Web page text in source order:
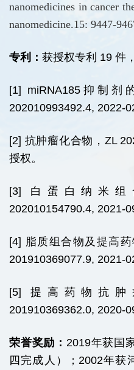
nanomedicines in cancer
nanomedicine.15: 9447-
专利： 获授权专利 19 件
[1] miRNA185抑制剂
202010993492.4, 2022-
[2] 抗肿瘤化合物，ZL
授权。
[3] 白蛋白纳米组
202010154790.4, 2021-
[4] 脂质组合物及提高
201910369077.9, 2021-
[5] 提高药物抗肿
201910369362.0, 2020-
荣誉奖励： 2019年获国
四完成人）；2002年获